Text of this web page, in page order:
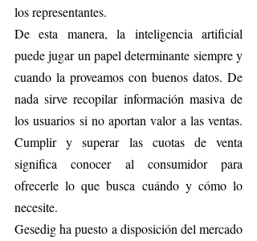
los representantes.
De esta manera, la inteligencia artificial
puede jugar un papel determinante siempre y
cuando la proveamos con buenos datos. De
nada sirve recopilar información masiva de
los usuarios si no aportan valor a las ventas.
Cumplir y superar las cuotas de venta
significa conocer al consumidor para
ofrecerle lo que busca cuándo y cómo lo
necesite.
Gesedig ha puesto a disposición del mercado